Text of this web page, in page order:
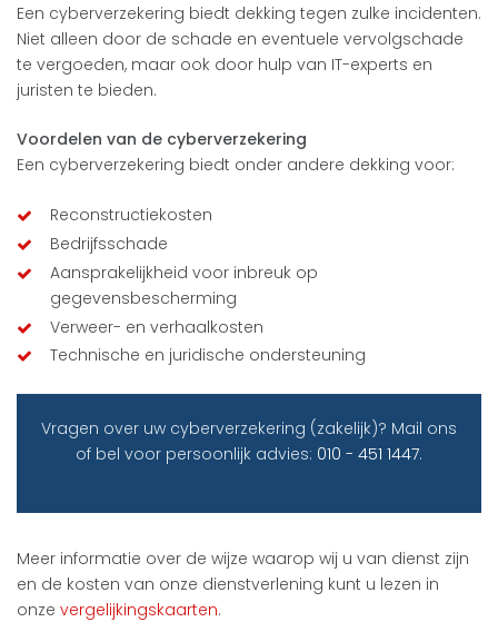
Een cyberverzekering biedt dekking tegen zulke incidenten.
Niet alleen door de schade en eventuele vervolgschade
te vergoeden, maar ook door hulp van IT-experts en
juristen te bieden.
Voordelen van de cyberverzekering
Een cyberverzekering biedt onder andere dekking voor:
Reconstructiekosten
Bedrijfsschade
Aansprakelijkheid voor inbreuk op
gegevensbescherming
Verweer- en verhaalkosten
Technische en juridische ondersteuning
Vragen over uw cyberverzekering (zakelijk)? Mail ons
of bel voor persoonlijk advies: 010 - 451 1447.
Meer informatie over de wijze waarop wij u van dienst zijn
en de kosten van onze dienstverlening kunt u lezen in
onze vergelijkingskaarten.